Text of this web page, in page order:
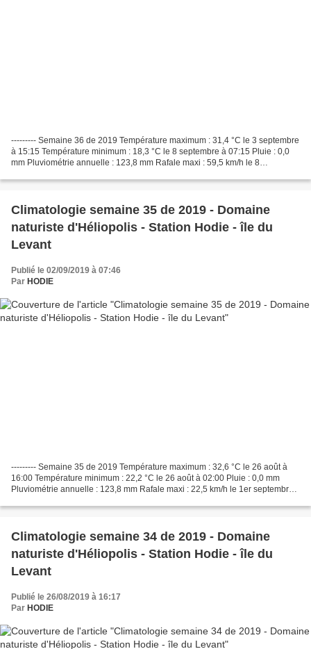
--------- Semaine 36 de 2019 Température maximum : 31,4 °C le 3 septembre
à 15:15 Température minimum : 18,3 °C le 8 septembre à 07:15 Pluie : 0,0
mm Pluviométrie annuelle : 123,8 mm Rafale maxi : 59,5 km/h le 8
Climatologie semaine 35 de 2019 - Domaine
naturiste d'Héliopolis - Station Hodie - île du
Levant
Publié le 02/09/2019 à 07:46
Par HODIE
--------- Semaine 35 de 2019 Température maximum : 32,6 °C le 26 août à
16:00 Température minimum : 22,2 °C le 26 août à 02:00 Pluie : 0,0 mm
Pluviométrie annuelle : 123,8 mm Rafale maxi : 22,5 km/h le 1er septembre
Climatologie semaine 34 de 2019 - Domaine
naturiste d'Héliopolis - Station Hodie - île du
Levant
Publié le 26/08/2019 à 16:17
Par HODIE